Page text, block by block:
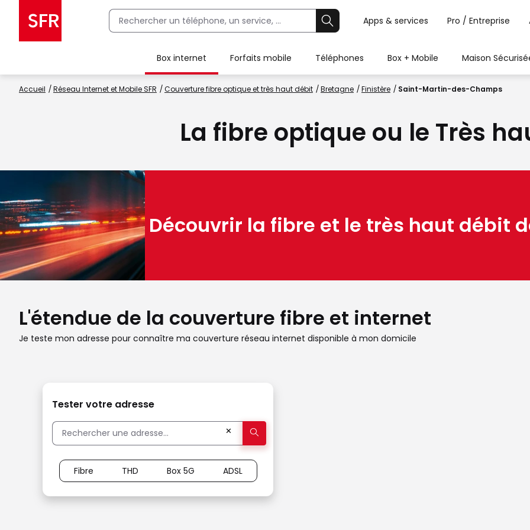
Apps & services Pro / Entreprise
Box internet Forfaits mobile Téléphones Box + Mobile Maison
Accueil Réseau Internet et Mobile SFR Couverture fibre optique et très haut débit Bretagne Finistère Saint-Martin-des-Champs
La fibre optique ou le Très
Découvrir la fibre et le très haut débit
L'étendue de la couverture fibre et internet
Je teste mon adresse pour connaître ma couverture réseau internet disponible à mon domicile
Tester votre adresse
✕
Fibre THD Box 5G ADSL